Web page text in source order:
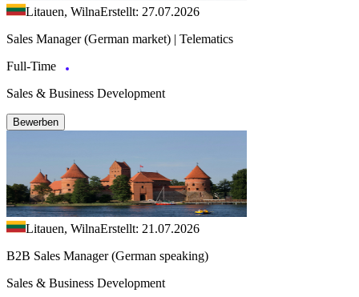
Litauen, WilnaErstellt: 27.07.2026
Sales Manager (German market) | Telematics
Full-Time
Sales & Business Development
Bewerben
Litauen, WilnaErstellt: 21.07.2026
B2B Sales Manager (German speaking)
Sales & Business Development